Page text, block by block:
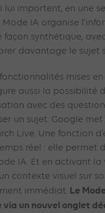
lui importent, en une
Mode IA organise
façon synthétique,
davantage le sujet
mises
aussi la possibilité
avec des
un sujet. Google
Live. Une fonction
réel : elle permet
IA. Et en activant la
contexte visuel sur
immédiat. Le
via un nouvel onglet